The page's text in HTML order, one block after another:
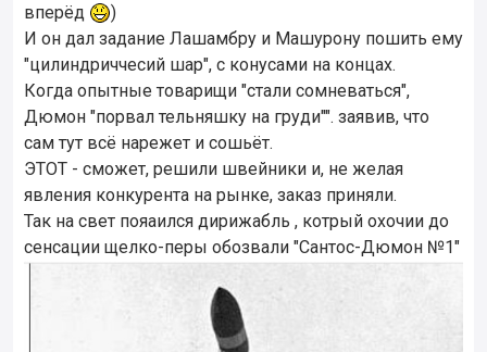
вперёд
)
И он дал задание Лашамбру и Машурону пошить ему
"цилиндриччесий шар", с конусами на концах.
Когда опытные товарищи "стали сомневаться",
Дюмон "порвал тельняшку на груди"". заявив, что
сам тут всё нарежет и сошьёт.
ЭТОТ - сможет, решили швейники и, не желая
явления конкурента на рынке, заказ приняли.
Так на свет пояаился дирижабль , котрый охочии до
сенсации щелко-перы обозвали "Сантос-Дюмон №1"